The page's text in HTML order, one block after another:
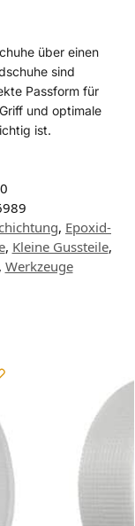
über einen
sind
Passform für
und optimale
ist.
, Epoxid-
, Kleine Gussteile,
, Werkzeuge